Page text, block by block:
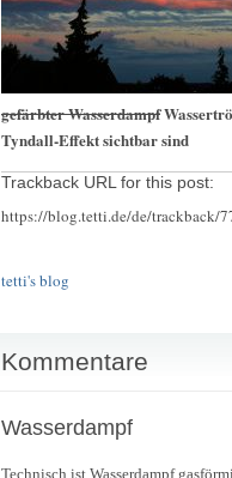
gefärbter Wasserdampf
Tyndall-Effekt sichtbar sind
Trackback URL for this post:
https://blog.tetti.de/de/trackback/
tetti's blog
Kommentare
Wasserdampf
Technisch ist Wasserdampf